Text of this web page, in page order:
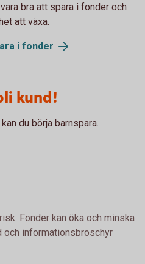
bra att spara i fonder och
att växa.
i fonder
kund!
du börja barnspara.
Fonder kan öka och minska
och informationsbroschyr